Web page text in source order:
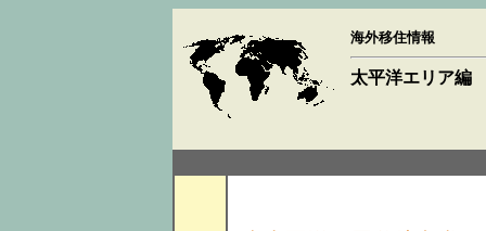
海外移住情報
太平洋エリア編